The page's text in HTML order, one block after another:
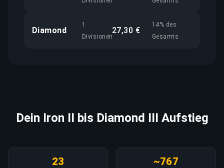
Diamond
1
Divisionen
27,30 €
14% des
Gesamts
Dein Iron II bis Diamond III Aufstieg
23 ~767